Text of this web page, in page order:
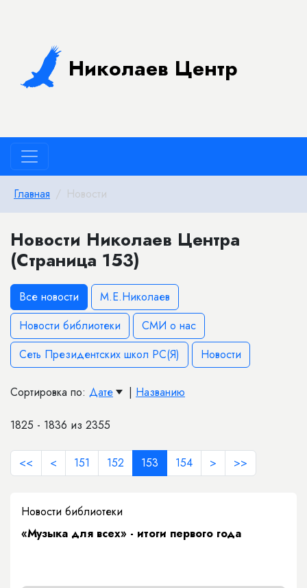
Николаев Центр
Главная Новости
Новости Николаев Центра
(Страница 153)
Все новости
М.Е.Николаев
Новости библиотеки
СМИ о нас
Сеть Президентских школ РС(Я)
Новости
Сортировка по: Дате | Названию
1825 - 1836 из 2355
<< < 151 152 153 154 > >>
Новости библиотеки
«Музыка для всех» - итоги первого года